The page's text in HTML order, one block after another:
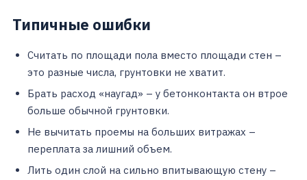
Типичные ошибки
Считать по площади пола вместо площади стен –
это разные числа, грунтовки не хватит.
Брать расход «наугад» – у бетонконтакта он втрое
больше обычной грунтовки.
Не вычитать проемы на больших витражах –
переплата за лишний объем.
Лить один слой на сильно впитывающую стену –